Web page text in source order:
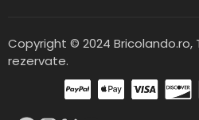
Copyright © 2024
rezervate.